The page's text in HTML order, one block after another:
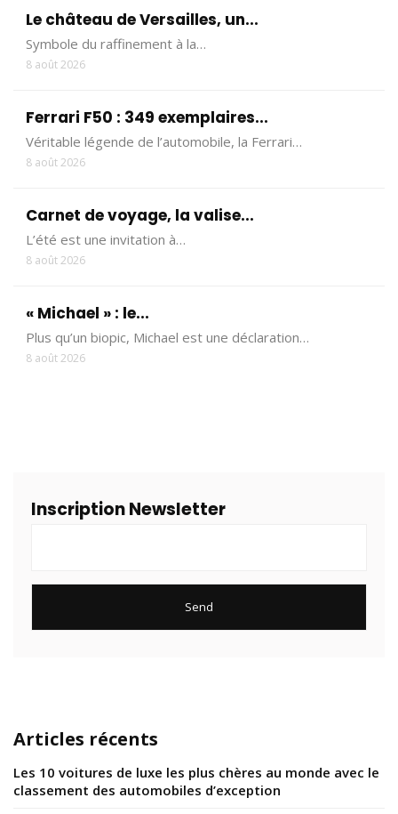
Le château de Versailles, un...
Symbole du raffinement à la…
8 août 2026
Ferrari F50 : 349 exemplaires...
Véritable légende de l’automobile, la Ferrari…
8 août 2026
Carnet de voyage, la valise...
L’été est une invitation à…
8 août 2026
« Michael » : le...
Plus qu’un biopic, Michael est une déclaration…
8 août 2026
Inscription Newsletter
Articles récents
Les 10 voitures de luxe les plus chères au monde avec le
classement des automobiles d’exception